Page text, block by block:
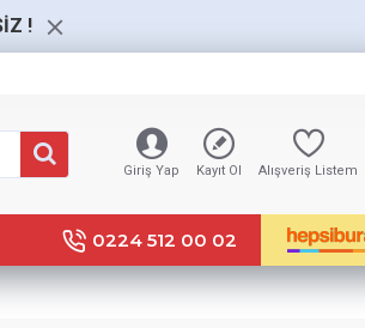
!
Giriş Yap Kayıt Ol Alışveriş Listem
0224 512 00 02